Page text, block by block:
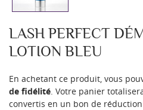
LASH PERFECT
LOTION BLEU
En achetant ce produit, vous
de fidélité . Votre panier
convertis en un bon de